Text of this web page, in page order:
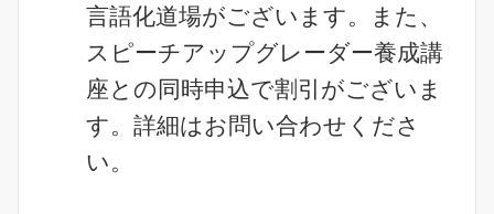
言語化道場がございます。
また、
スピーチアップグレーダー養成講
座との同時申込で割引がございま
す。詳細はお問い合わせくださ
い。